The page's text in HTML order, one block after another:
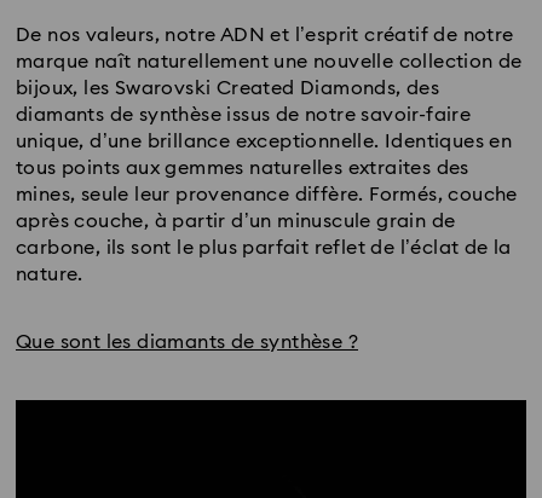
De nos valeurs, notre ADN et l’esprit créatif de notre
marque naît naturellement une nouvelle collection de
bijoux, les Swarovski Created Diamonds, des
diamants de synthèse issus de notre savoir-faire
unique, d’une brillance exceptionnelle. Identiques en
tous points aux gemmes naturelles extraites des
mines, seule leur provenance diffère. Formés, couche
après couche, à partir d’un minuscule grain de
carbone, ils sont le plus parfait reflet de l’éclat de la
nature.
Que sont les diamants de synthèse ?